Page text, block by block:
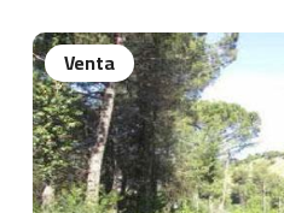
Venta